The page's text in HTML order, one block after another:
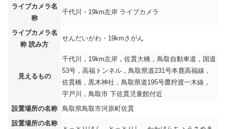
ライブカメラ名
称
千代川・19km左岸 ライブカメラ
ライブカメラ名
称 読み方
せんだいがわ・19kmさがん
見えるもの
千代川，19km左岸，佐貫大橋，鳥取自動車道，国道
53号，高福トンネル，鳥取県道231号本鹿高福線，
佐貫橋，黒木神社，鳥取県道195号鷹狩渡一木線，
宇戸川，鳥取市 下佐貫児童館付近
設置場所の名称
鳥取県鳥取市河原町佐貫
設置場所の名称